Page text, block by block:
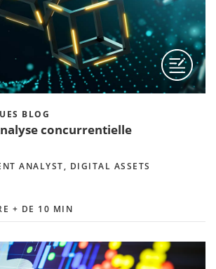
BLOG
concurrentielle
ANALYST, DIGITAL ASSETS
+ DE 10 MIN